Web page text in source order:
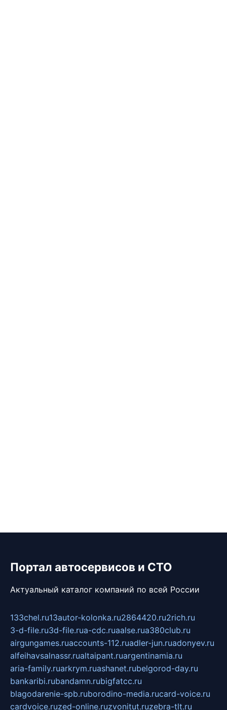
Портал автосервисов и СТО
Актуальный каталог компаний по всей России
133chel.ru13autor-kolonka.ru2864420.ru2rich.ru
3-d-file.ru3d-file.rua-cdc.ruaalse.rua380club.ru
airgungames.ruaccounts-112.ruadler-jun.ruadonyev.ru
alfeihavsalnassr.rualtaipant.ruargentinamia.ru
aria-family.ruarkrym.ruashanet.rubelgorod-day.ru
bankaribi.rubandamn.rubigfatcc.ru
blagodarenie-spb.ruborodino-media.rucard-voice.ru
cardvoice.ruzed-online.ruzvonitut.ruzebra-tlt.ru